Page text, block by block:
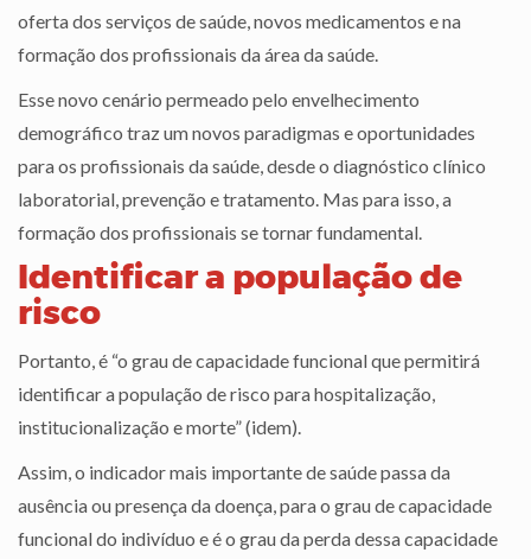
oferta dos serviços de saúde, novos medicamentos e na
formação dos profissionais da área da saúde.
Esse novo cenário permeado pelo envelhecimento
demográfico traz um novos paradigmas e oportunidades
para os profissionais da saúde, desde o diagnóstico clínico
laboratorial, prevenção e tratamento. Mas para isso, a
formação dos profissionais se tornar fundamental.
Identificar a população de
risco
Portanto, é “o grau de capacidade funcional que permitirá
identificar a população de risco para hospitalização,
institucionalização e morte” (idem).
Assim, o indicador mais importante de saúde passa da
ausência ou presença da doença, para o grau de capacidade
funcional do indivíduo e é o grau da perda dessa capacidade